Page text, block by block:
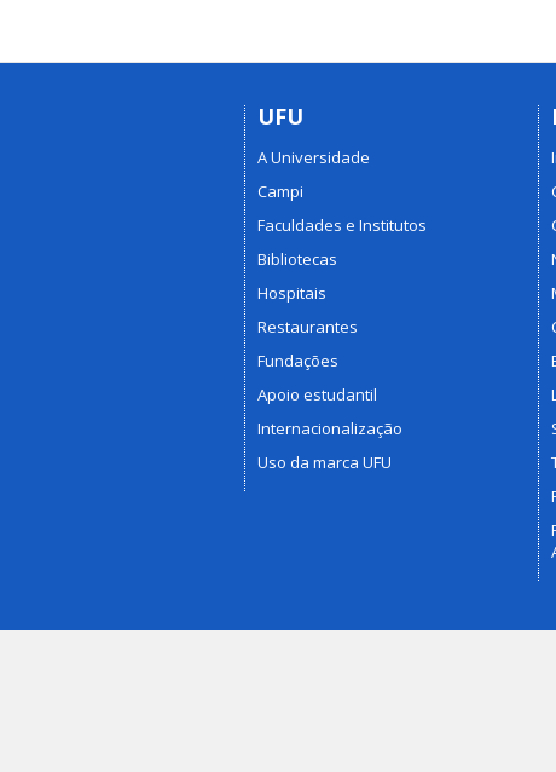
UFU
A Universidade
Campi
Faculdades e Institutos
Bibliotecas
Hospitais
Restaurantes
Fundações
Apoio estudantil
Internacionalização
Uso da marca UFU